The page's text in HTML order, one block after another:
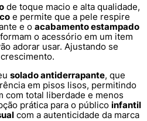
de toque macio e alta qualidade,
e permite que a pele respire
e o acabamento estampado
o acessório em um item
adorar usar. Ajustando se
solado antiderrapante, que
em pisos lisos, permitindo
com total liberdade e menos
prática para o público infantil
com a autenticidade da marca